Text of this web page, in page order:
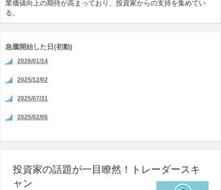
業価値向上の期待が高まっており、投資家からの支持を集めてい
る。
急騰開始した日(初動)
2026/01/14
2025/12/02
2025/07/31
2025/02/06
投資家の話題が一目瞭然！トレーダースキ
ャン